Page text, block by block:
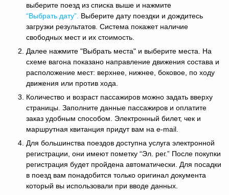
выберите поезд из списка выше и нажмите
“Выбрать дату”. Выберите дату поездки и дождитесь
загрузки результатов. Система покажет наличие
свободных мест и их стоимость.
Далее нажмите "Выбрать места" и выберите места. На
схеме вагона показано направление движения состава и
расположение мест: верхнее, нижнее, боковое, по ходу
движения или против хода.
Количество и возраст пассажиров можно задать вверху
страницы. Заполните данные пассажиров и оплатите
заказ удобным способом. Электронный билет, чек и
маршрутная квитанция придут вам на e-mail.
Для большинства поездов доступна услуга электронной
регистрации, они имеют пометку “Эл. рег.” После покупки
регистрация будет пройдена автоматически. Для посадки
в поезд вам понадобится только оригинал документа
который вы использовали при вводе данных.